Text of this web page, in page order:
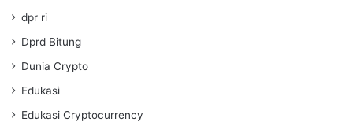
dpr ri
Dprd Bitung
Dunia Crypto
Edukasi
Edukasi Cryptocurrency